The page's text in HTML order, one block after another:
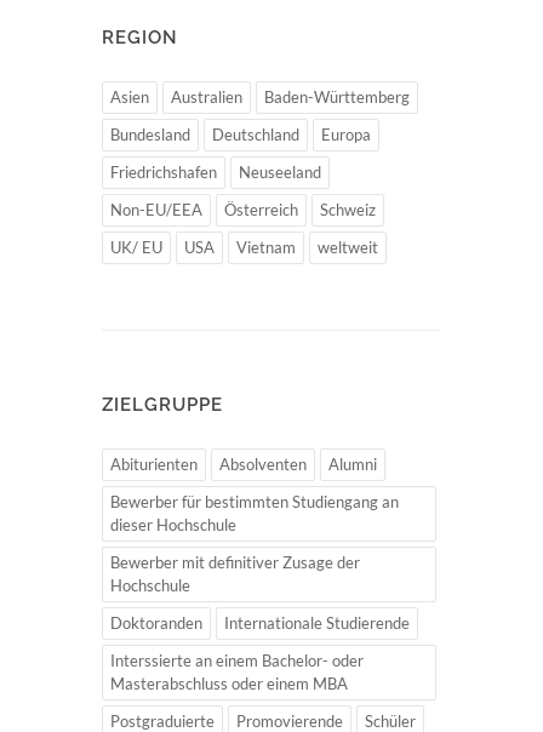
REGION
Asien Australien
Baden-Württemberg
Bundesland
Deutschland
Europa
Friedrichshafen
Neuseeland
Non-EU/EEA
Österreich
Schweiz
UK/ EU
USA Vietnam weltweit
ZIELGRUPPE
Abiturienten Absolventen
Alumni
Bewerber für bestimmten Studiengang an
dieser Hochschule
Bewerber mit definitiver Zusage der
Hochschule
Doktoranden
Internationale Studierende
Interssierte an einem Bachelor- oder
Masterabschluss oder einem MBA
Postgraduierte
Promovierende
Schüler